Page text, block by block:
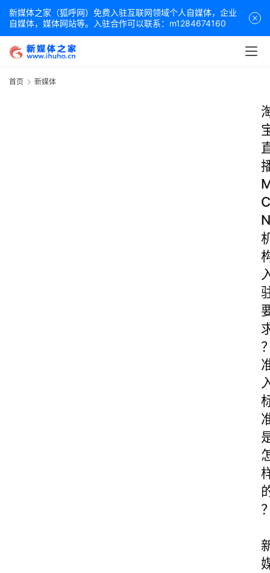
新媒体之家（狐呼网）免费入驻互联网领域个人自媒体，企业
自媒体，媒体网站等。入驻合作可以联系：m1284674160
首页 新媒体
C
N